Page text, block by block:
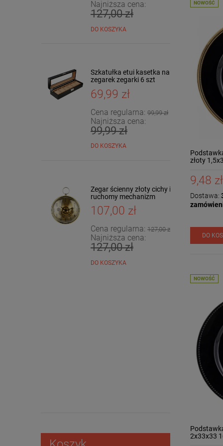
Najniższa cena:
127,00 zł
DO KOSZYKA
Szkatułka etui kasetka na
zegarek zegarki 6 szt
69,99 zł
Cena regularna: 99,99 zł
Najniższa cena:
99,99 zł
DO KOSZYKA
Zegar ścienny złoty cichy i
ruchomy mechanizm
43x35cm HTBE9569
107,00 zł
Cena regularna: 127,00 zł
Najniższa cena:
127,00 zł
DO KOSZYKA
złoty
9,48 zł
Dostawa:
DO
NOWOŚĆ
2x33x33
NOWOŚĆ